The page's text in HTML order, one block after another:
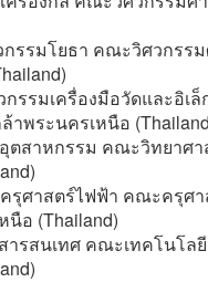
รรมโยธา คณะวิศวกรร
กรรมเครื่องมือวัดและอิ
าพระนครเหนือ
ตสาหกรรม คณะวิทยาศ
รุศาสตร์ไฟฟ้า คณะครุศ
นือ (Thailand)
ารสนเทศ คณะเทคโนโล